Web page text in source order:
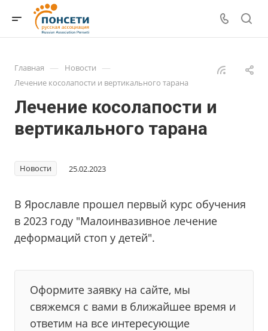
Главная — Новости —
Лечение косолапости и вертикального тарана
Лечение косолапости и
вертикального тарана
Новости 25.02.2023
В Ярославле прошел первый курс обучения
в 2023 году "Малоинвазивное лечение
деформаций стоп у детей".
Оформите заявку на сайте, мы
свяжемся с вами в ближайшее время и
ответим на все интересующие